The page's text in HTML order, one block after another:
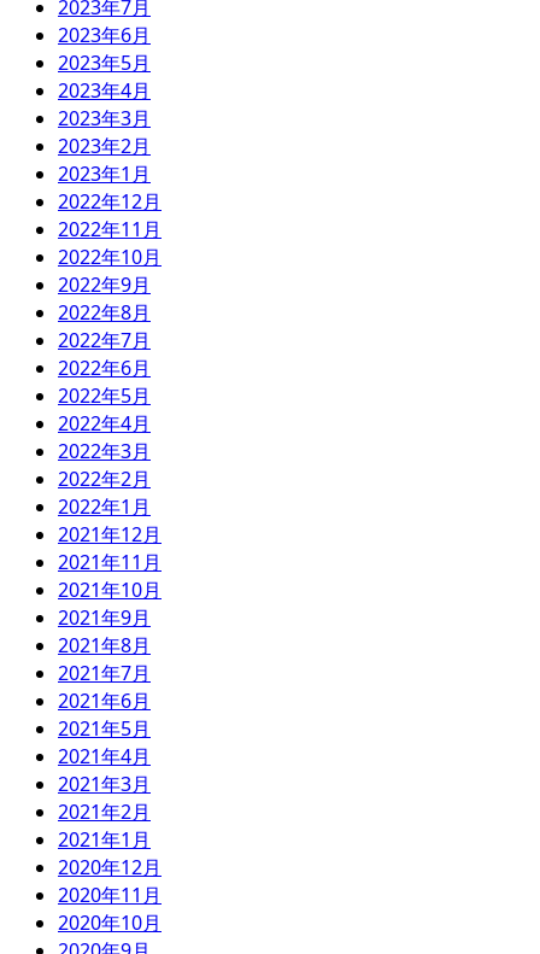
2023年7月
2023年6月
2023年5月
2023年4月
2023年3月
2023年2月
2023年1月
2022年12月
2022年11月
2022年10月
2022年9月
2022年8月
2022年7月
2022年6月
2022年5月
2022年4月
2022年3月
2022年2月
2022年1月
2021年12月
2021年11月
2021年10月
2021年9月
2021年8月
2021年7月
2021年6月
2021年5月
2021年4月
2021年3月
2021年2月
2021年1月
2020年12月
2020年11月
2020年10月